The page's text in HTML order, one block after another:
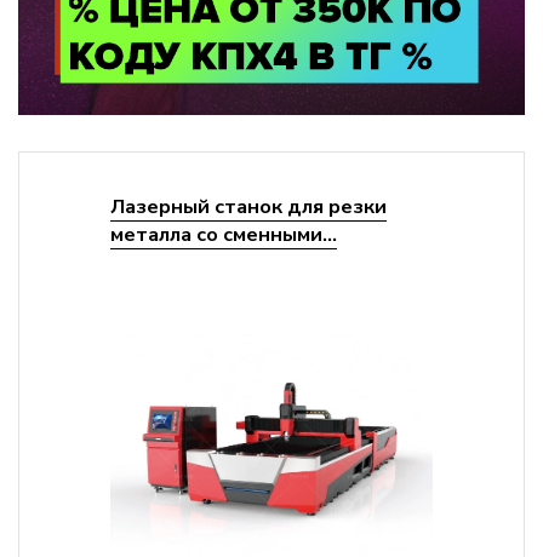
Лазерный станок для резки
металла со сменными...